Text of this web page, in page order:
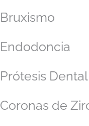
Bruxismo
Endodoncia
Prótesis Dental
Coronas de